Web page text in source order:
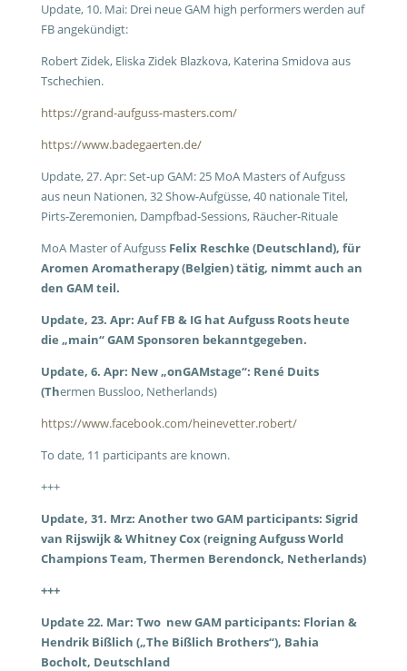
Update, 10. Mai: Drei neue GAM high performers werden auf
FB angekündigt:
Robert Zidek, Eliska Zidek Blazkova, Katerina Smidova aus
Tschechien.
https://grand-aufguss-masters.com/
https://www.badegaerten.de/
Update, 27. Apr: Set-up GAM: 25 MoA Masters of Aufguss
aus neun Nationen, 32 Show-Aufgüsse, 40 nationale Titel,
Pirts-Zeremonien, Dampfbad-Sessions, Räucher-Rituale
MoA Master of AufgussFelix Reschke (Deutschland), für
Aromen Aromatherapy (Belgien) tätig, nimmt auch an
den GAM teil.
Update, 23. Apr: Auf FB & IG hat Aufguss Roots heute
die „main“ GAM Sponsoren bekanntgegeben.
Update, 6. Apr: New „onGAMstage“: René Duits
(Thermen Bussloo, Netherlands)
https://www.facebook.com/heinevetter.robert/
To date, 11 participants are known.
+++
Update, 31. Mrz: Another two GAM participants: Sigrid
van Rijswijk & Whitney Cox (reigning Aufguss World
Champions Team, Thermen Berendonck, Netherlands)
+++
Update 22. Mar: Two new GAM participants: Florian &
Hendrik Bißlich („The Bißlich Brothers“), Bahia
Bocholt, Deutschland